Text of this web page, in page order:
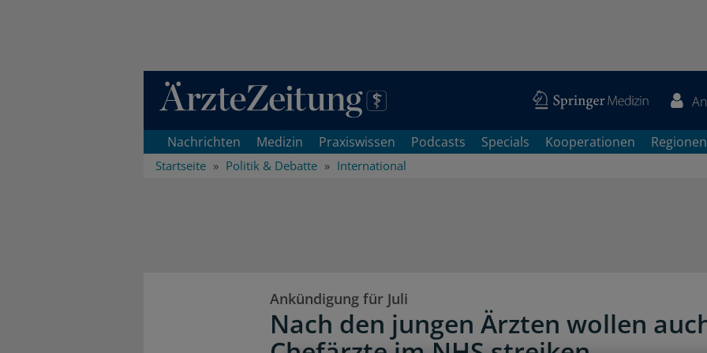
Direkt zum Inhaltsbereich
Nachrichten Medizin Praxiswissen Podcasts Specials Kooperationen Regionen
Startseite Politik & Debatte International
Ankündigung für Juli
Nach den jungen Ärzten wollen